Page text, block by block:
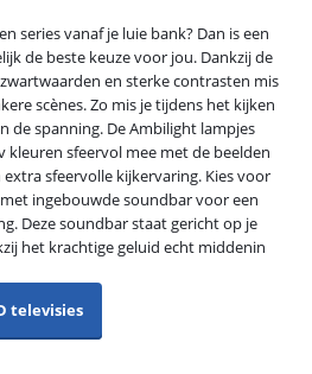
series vanaf je luie bank? Dan is een
de beste keuze voor jou. Dankzij de
en sterke contrasten mis
scènes. Zo mis je tijdens het kijken
de spanning. De Ambilight lampjes
kleuren sfeervol mee met de beelden
sfeervolle kijkervaring. Kies voor
ingebouwde soundbar voor een
Deze soundbar staat gericht op je
het krachtige geluid echt middenin
televisies